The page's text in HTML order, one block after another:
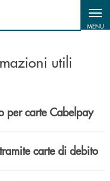
MENU
utili
per carte Cabelpay
carte di debito